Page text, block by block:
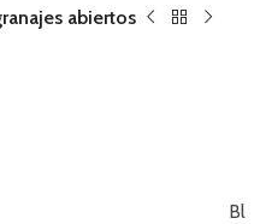
abiertos
Bl